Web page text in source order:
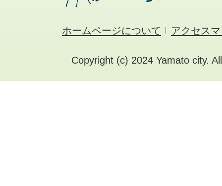
ホームページについて アクセス
Copyright (c) 2024 Yamato city.